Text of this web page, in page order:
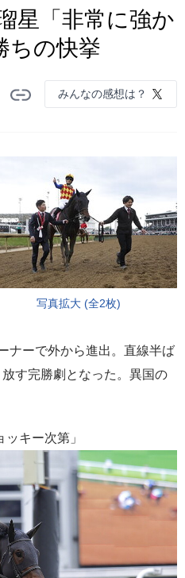
星「非常に強か
ちの快挙
みんなの感想は？
写真拡大 (全2枚)
ナーで外から進出。直線半ば
す完勝劇となった。異国の
ッキー次第」